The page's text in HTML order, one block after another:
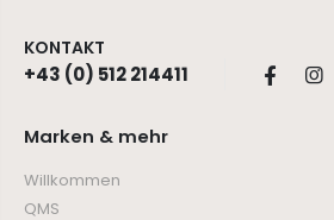
KONTAKT
+43 (0) 512 214411
Marken & mehr
Willkommen
QMS